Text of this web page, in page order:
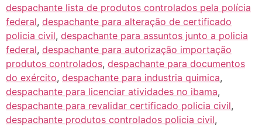
despachante lista de produtos controlados pela polícia
federal, despachante para alteração de certificado
policia civil, despachante para assuntos junto a policia
federal, despachante para autorização importação
produtos controlados, despachante para documentos
do exército, despachante para industria quimica,
despachante para licenciar atividades no ibama,
despachante para revalidar certificado policia civil,
despachante produtos controlados policia civil,